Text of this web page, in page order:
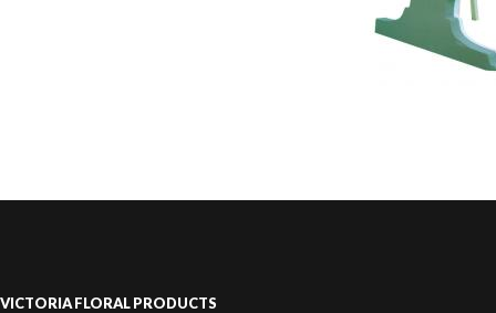
VICTORIA FLORAL PRODUCTS